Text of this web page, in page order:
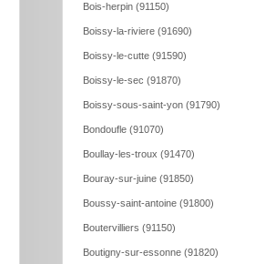
Bois-herpin (91150)
Boissy-la-riviere (91690)
Boissy-le-cutte (91590)
Boissy-le-sec (91870)
Boissy-sous-saint-yon (91790)
Bondoufle (91070)
Boullay-les-troux (91470)
Bouray-sur-juine (91850)
Boussy-saint-antoine (91800)
Boutervilliers (91150)
Boutigny-sur-essonne (91820)